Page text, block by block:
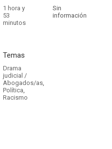
1 hora y
53
minutos
Sin
información
Temas
Drama
judicial /
Abogados/as,
Política,
Racismo